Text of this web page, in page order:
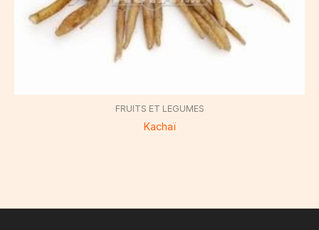
FRUITS ET LEGUMES
Kachaï